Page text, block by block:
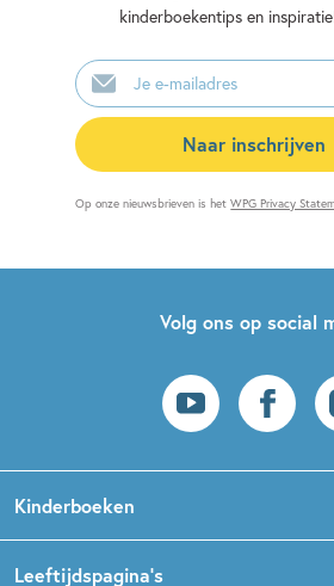
kinderboekentips en
E-
mailadres
Naar inschrijven
Op onze nieuwsbrieven is hetWPG Privacy
Volg ons op social
Kinderboeken
Leeftijdspagina’s